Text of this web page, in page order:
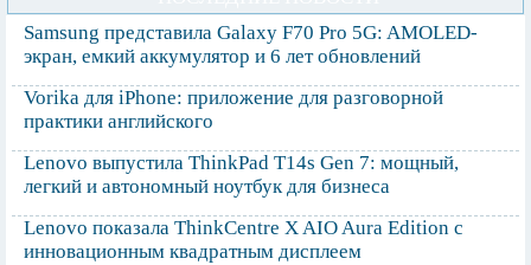
Samsung представила Galaxy F70 Pro 5G: AMOLED-
экран, емкий аккумулятор и 6 лет обновлений
Vorika для iPhone: приложение для разговорной
практики английского
Lenovo выпустила ThinkPad T14s Gen 7: мощный,
легкий и автономный ноутбук для бизнеса
Lenovo показала ThinkCentre X AIO Aura Edition с
инновационным квадратным дисплеем